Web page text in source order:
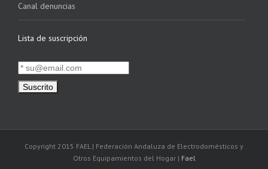
Canal denuncias
Lista de suscripción
Copyright 2015 FAEL | Federación Andaluza de Electrodomésticos y
Otros Equipamientos del Hogar | Fael